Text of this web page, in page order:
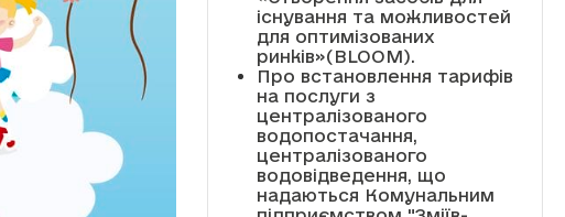
існування та можливостей
для оптимізованих
ринків»(BLOOM).
Про встановлення тарифів
на послуги з
централізованого
водопостачання,
централізованого
водовідведення, що
надаються Комунальним